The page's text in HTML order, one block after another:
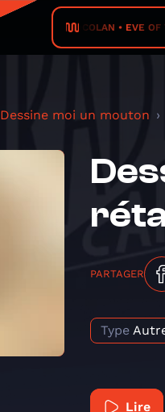
CLOCOLAN • EVE OF
Dessine moi un mouton
PARTAGER
Type
Lire